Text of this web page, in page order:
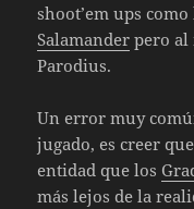
shoot’em ups como
Salamander pero al
Parodius.
Un error muy
jugado, es creer
entidad que los
más lejos de la